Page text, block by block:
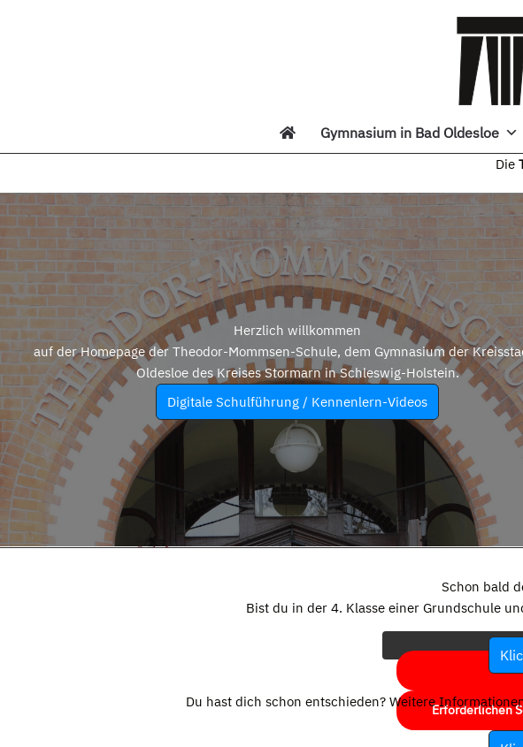
Gymnasium in Bad Oldesloe
Die
Herzlich willkommen
auf der Homepage der Theodor-Mommsen-Schule, dem Gymnasium der
Oldesloe des Kreises Stormarn in Schleswig-Holstein.
Digitale Schulführung / Kennenlern-Videos
eigentlichen Inhalt
Bitte beachten Sie,
Erforderlichen
Schon bald
Bist du in der 4. Klasse einer Grundschule
Du hast dich schon entschieden? Weitere